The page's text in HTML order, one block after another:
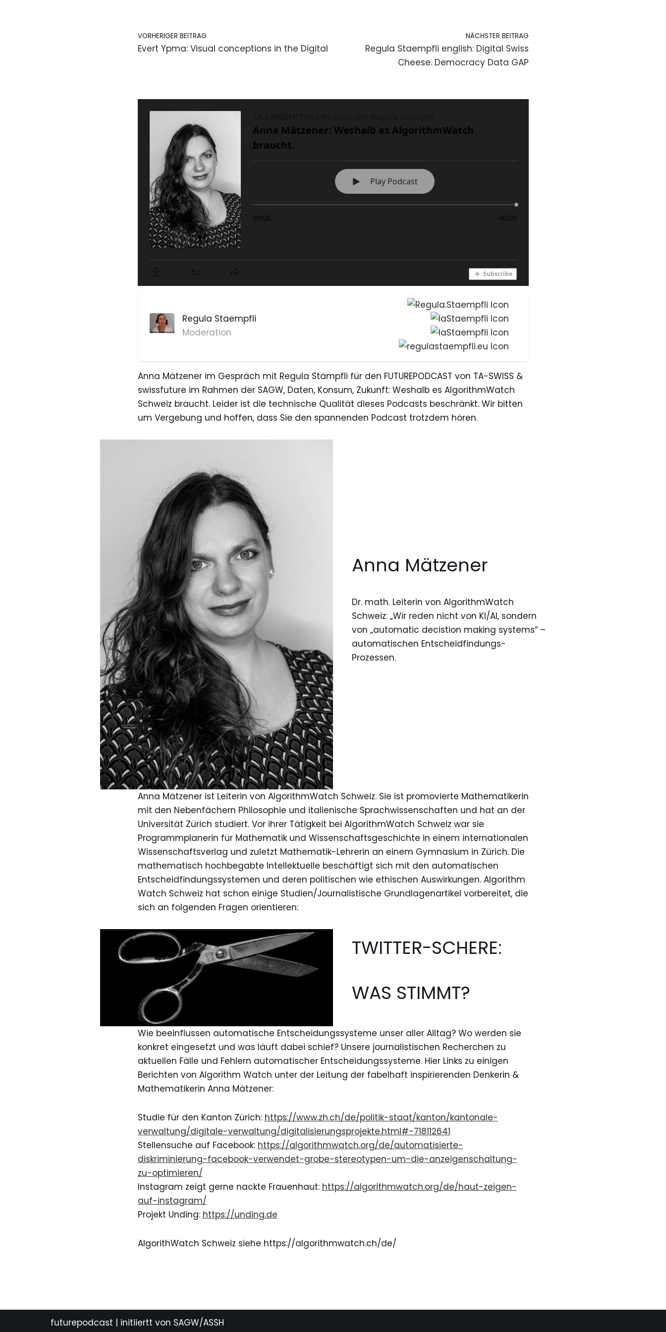
VORHERIGER BEITRAG
Evert Ypma: Visual conceptions in the Digital
NÄCHSTER BEITRAG
Regula Staempfli english: Digital Swiss
Cheese. Democracy Data GAP
Regula Staempfli
Moderation
Anna Mätzener im Gespräch mit Regula Stämpfli für den FUTUREPODCAST von TA-SWISS &
swissfuture im Rahmen der SAGW, Daten, Konsum, Zukunft: Weshalb es AlgorithmWatch
Schweiz braucht. Leider ist die technische Qualität dieses Podcasts beschränkt. Wir bitten
um Vergebung und hoffen, dass Sie den spannenden Podcast trotzdem hören.
Anna Mätzener
Dr. math. Leiterin von AlgorithmWatch
Schweiz: „Wir reden nicht von KI/AI, sondern
von „automatic decistion making systems“ –
automatischen Entscheidfindungs-
Prozessen.
Anna Mätzener ist Leiterin von AlgorithmWatch Schweiz. Sie ist promovierte Mathematikerin
mit den Nebenfächern Philosophie und italienische Sprachwissenschaften und hat an der
Universität Zürich studiert. Vor ihrer Tätigkeit bei AlgorithmWatch Schweiz war sie
Programmplanerin für Mathematik und Wissenschaftsgeschichte in einem internationalen
Wissenschaftsverlag und zuletzt Mathematik-Lehrerin an einem Gymnasium in Zürich. Die
mathematisch hochbegabte Intellektuelle beschäftigt sich mit den automatischen
Entscheidfindungssystemen und deren politischen wie ethischen Auswirkungen. Algorithm
Watch Schweiz hat schon einige Studien/Journalistische Grundlagenartikel vorbereitet, die
sich an folgenden Fragen orientieren:
TWITTER-SCHERE:
WAS STIMMT?
Wie beeinflussen automatische Entscheidungssysteme unser aller Alltag? Wo werden sie
konkret eingesetzt und was läuft dabei schief? Unsere journalistischen Recherchen zu
aktuellen Fälle und Fehlern automatischer Entscheidungssysteme. Hier Links zu einigen
Berichten von Algorithm Watch unter der Leitung der fabelhaft inspirierenden Denkerin &
Mathematikerin Anna Mätzener:
Studie für den Kanton Zürich: https://www.zh.ch/de/politik-staat/kanton/kantonale-
verwaltung/digitale-verwaltung/digitalisierungsprojekte.html#-718112641
Stellensuche auf Facebook: https://algorithmwatch.org/de/automatisierte-
diskriminierung-facebook-verwendet-grobe-stereotypen-um-die-anzeigenschaltung-
zu-optimieren/
Instagram zeigt gerne nackte Frauenhaut: https://algorithmwatch.org/de/haut-zeigen-
auf-instagram/
Projekt Unding: https://unding.de
AlgorithWatch Schweiz siehe https://algorithmwatch.ch/de/
futurepodcast | initiiertt von SAGW/ASSH